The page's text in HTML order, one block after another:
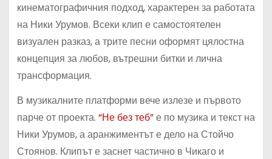
кинематографичния подход, характерен за работата
на Ники Урумов. Всеки клип е самостоятелен
визуален разказ, а трите песни оформят цялостна
концепция за любов, вътрешни битки и лична
трансформация.
В музикалните платформи вече излезе и първото
парче от проекта. “Не без теб”е по музика и текст на
Ники Урумов, а аранжиментът е дело на Стойчо
Стоянов. Клипът е заснет частично в Чикаго и